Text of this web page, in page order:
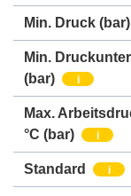
Min. Druck (bar)
Min.
(bar)
i
Max.
°C (bar)
i
Standard i